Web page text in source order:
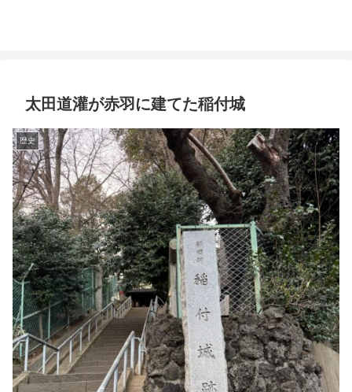
太田道灌が赤羽に建てた稲付城
歴史